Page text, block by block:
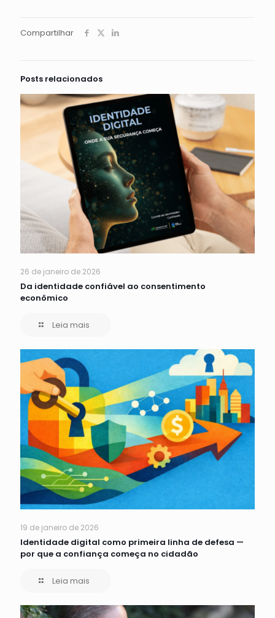
Compartilhar
Posts relacionados
26 de janeiro de 2026
Da identidade confiável ao consentimento
econômico
Leia mais
19 de janeiro de 2026
Identidade digital como primeira linha de defesa —
por que a confiança começa no cidadão
Leia mais